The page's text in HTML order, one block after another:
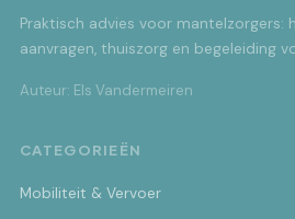
Praktisch advies voor mantelzorgers:
aanvragen, thuiszorg en begeleiding
Auteur: Els Vandermeiren
CATEGORIEËN
Mobiliteit & Vervoer